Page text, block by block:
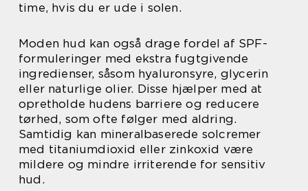
time, hvis du er ude i solen.
Moden hud kan også drage fordel af SPF-
formuleringer med ekstra fugtgivende
ingredienser, såsom hyaluronsyre, glycerin
eller naturlige olier. Disse hjælper med at
opretholde hudens barriere og reducere
tørhed, som ofte følger med aldring.
Samtidig kan mineralbaserede solcremer
med titaniumdioxid eller zinkoxid være
mildere og mindre irriterende for sensitiv
hud.